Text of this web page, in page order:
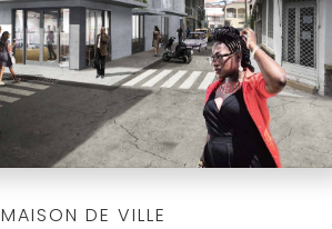
MAISON DE VILLE